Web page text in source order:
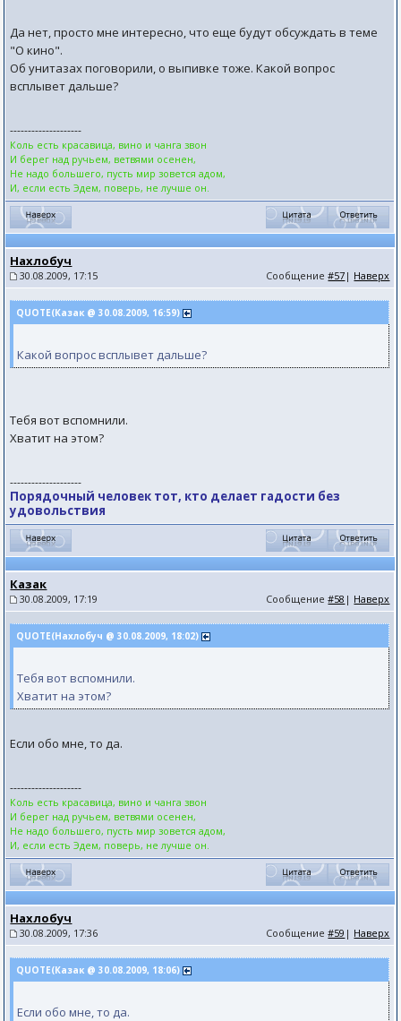
Да нет, просто мне интересно, что еще будут обсуждать в теме
"О кино".
Об унитазах поговорили, о выпивке тоже. Какой вопрос
всплывет дальше?
--------------------
Коль есть красавица, вино и чанга звон
И берег над ручьем, ветвями осенен,
Не надо большего, пусть мир зовется адом,
И, если есть Эдем, поверь, не лучше он.
Нахлобуч
30.08.2009, 17:15 Сообщение#57 | Наверх
QUOTE(Казак @ 30.08.2009, 16:59)
Какой вопрос всплывет дальше?
Тебя вот вспомнили.
Хватит на этом?
--------------------
Порядочный человек тот, кто делает гадости без
удовольствия
Казак
30.08.2009, 17:19 Сообщение#58 | Наверх
QUOTE(Нахлобуч @ 30.08.2009, 18:02)
Тебя вот вспомнили.
Хватит на этом?
Если обо мне, то да.
--------------------
Коль есть красавица, вино и чанга звон
И берег над ручьем, ветвями осенен,
Не надо большего, пусть мир зовется адом,
И, если есть Эдем, поверь, не лучше он.
Нахлобуч
30.08.2009, 17:36 Сообщение#59 | Наверх
QUOTE(Казак @ 30.08.2009, 18:06)
Если обо мне, то да.